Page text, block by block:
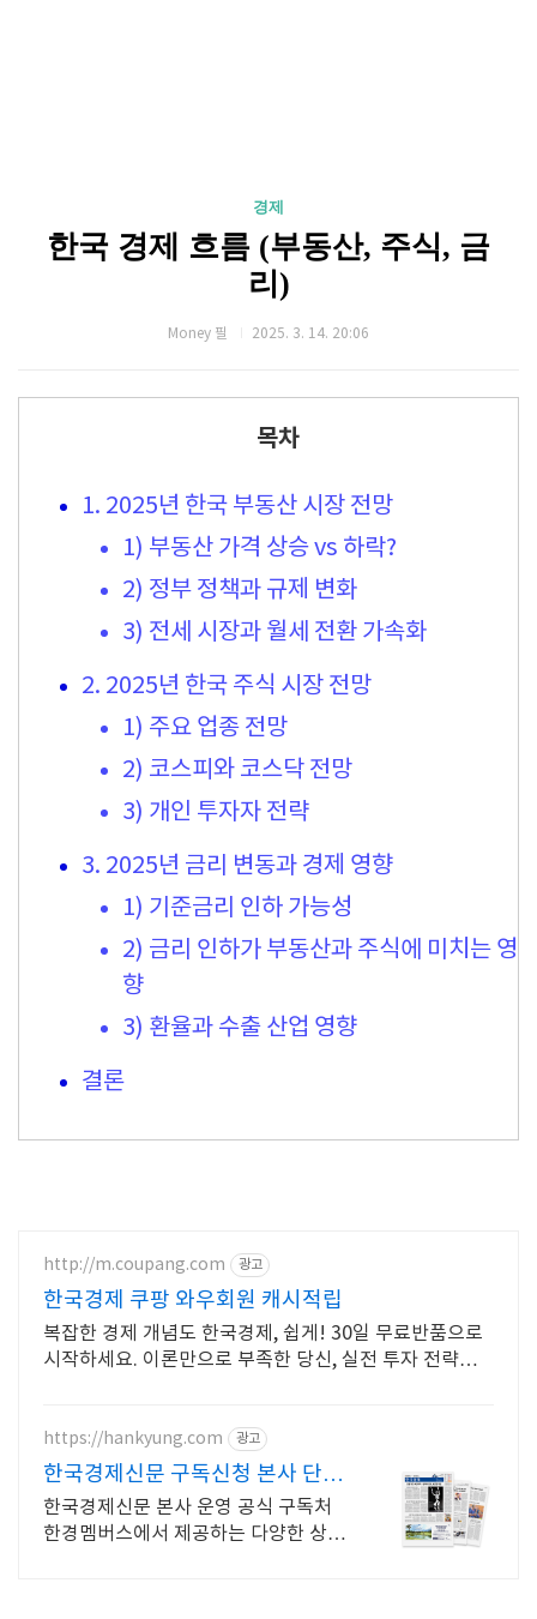
경제
한국 경제 흐름 (부동산, 주식, 금
리)
Money 필 2025. 3. 14. 20:06
목차
1. 2025년 한국 부동산 시장 전망
1) 부동산 가격 상승 vs 하락?
2) 정부 정책과 규제 변화
3) 전세 시장과 월세 전환 가속화
2. 2025년 한국 주식 시장 전망
1) 주요 업종 전망
2) 코스피와 코스닥 전망
3) 개인 투자자 전략
3. 2025년 금리 변동과 경제 영향
1) 기준금리 인하 가능성
2) 금리 인하가 부동산과 주식에 미치는 영
향
3) 환율과 수출 산업 영향
결론
http://m.coupang.com 광고
한국경제 쿠팡 와우회원 캐시적립
복잡한 경제 개념도 한국경제, 쉽게! 30일 무료반품으로
시작하세요. 이론만으로 부족한 당신, 실전 투자 전략을
https://hankyung.com 광고
한국경제신문 구독신청 본사 단독
독자 혜택 제공
한국경제신문 본사 운영 공식 구독처
한경멤버스에서 제공하는 다양한 상품